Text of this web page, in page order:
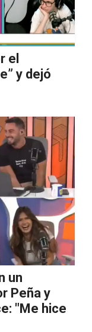
el
y dejó
un
Peña y
"Me hice